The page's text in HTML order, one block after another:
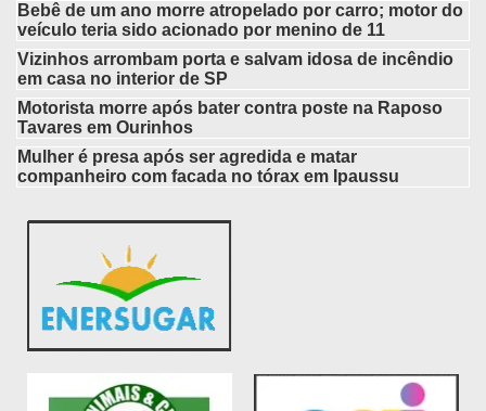
Bebê de um ano morre atropelado por carro; motor do
veículo teria sido acionado por menino de 11
Vizinhos arrombam porta e salvam idosa de incêndio
em casa no interior de SP
Motorista morre após bater contra poste na Raposo
Tavares em Ourinhos
Mulher é presa após ser agredida e matar
companheiro com facada no tórax em Ipaussu